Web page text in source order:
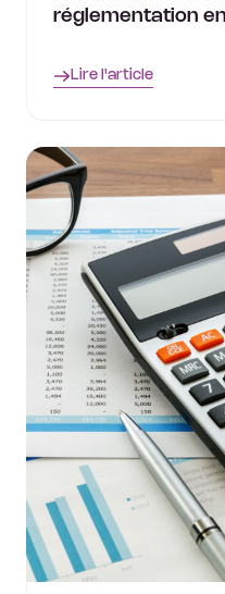
réglementation
Lire l'article